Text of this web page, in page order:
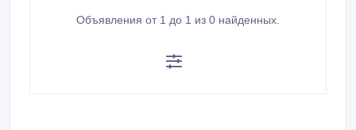
Объявления от 1 до 1 из 0 найденных.